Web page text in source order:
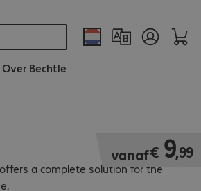
Over Bechtle
a complete solution for the
vanaf€ 9,99
€ 9,99